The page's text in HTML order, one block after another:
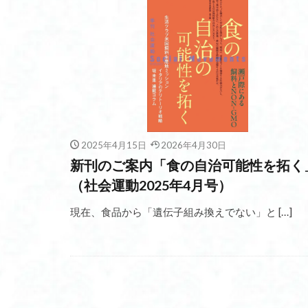
2025年4月15日 2026年4月30日
新刊のご案内「食の自治可能性を拓く
（社会運動2025年4月号）
現在、食品から「遺伝子組み換えでない」と […]